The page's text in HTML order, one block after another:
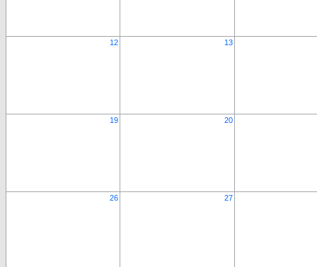
12 13
19 20
26 27